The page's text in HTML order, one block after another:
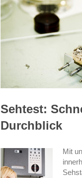
Sehtest:
Durchblick
Mit